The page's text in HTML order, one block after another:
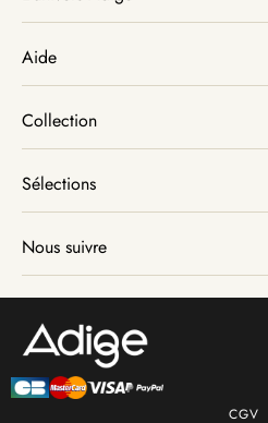
Aide
Collection
Sélections
Nous suivre
CGV